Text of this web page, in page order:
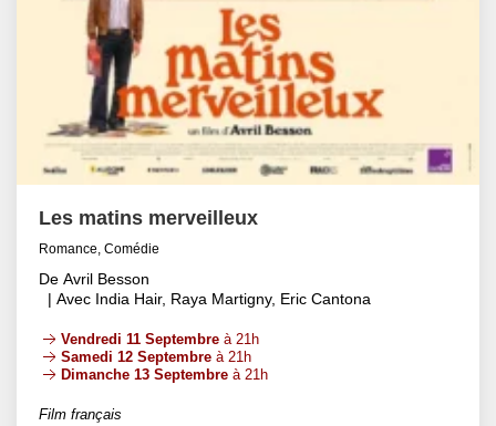
Les matins merveilleux
Romance, Comédie
De Avril Besson
| Avec India Hair, Raya Martigny, Eric Cantona
Vendredi 11 Septembre à 21h
Samedi 12 Septembre à 21h
Dimanche 13 Septembre à 21h
Film français